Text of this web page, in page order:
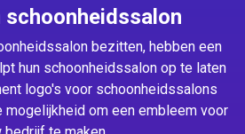
schoonheidssalon
bezitten, hebben een
hun schoonheidssalon op te laten
logo's voor schoonheidssalons
om een embleem voor